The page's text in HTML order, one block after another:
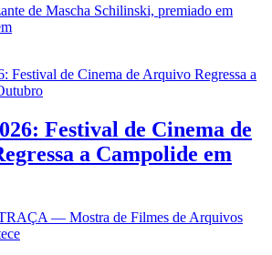
de Mascha Schilinski, premiado em
Festival de Cinema de
a Campolide em
TRAÇA — Mostra de Filmes de Arquivos